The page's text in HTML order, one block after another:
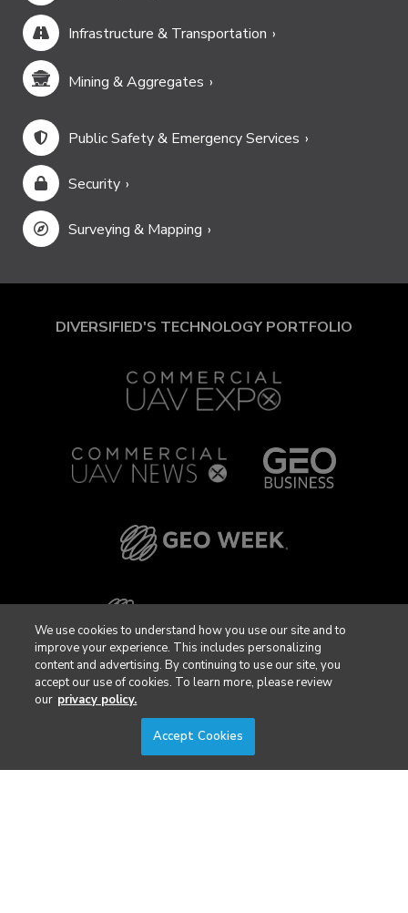
Infrastructure & Transportation
Mining & Aggregates
Public Safety & Emergency Services
Security
Surveying & Mapping
DIVERSIFIED'S TECHNOLOGY PORTFOLIO
We use cookies to understand how you use our site and to
improve your experience. This includes personalizing
content and advertising. By continuing to use our site, you
accept our use of cookies. To learn more, please review
our privacy policy.
Accept Cookies